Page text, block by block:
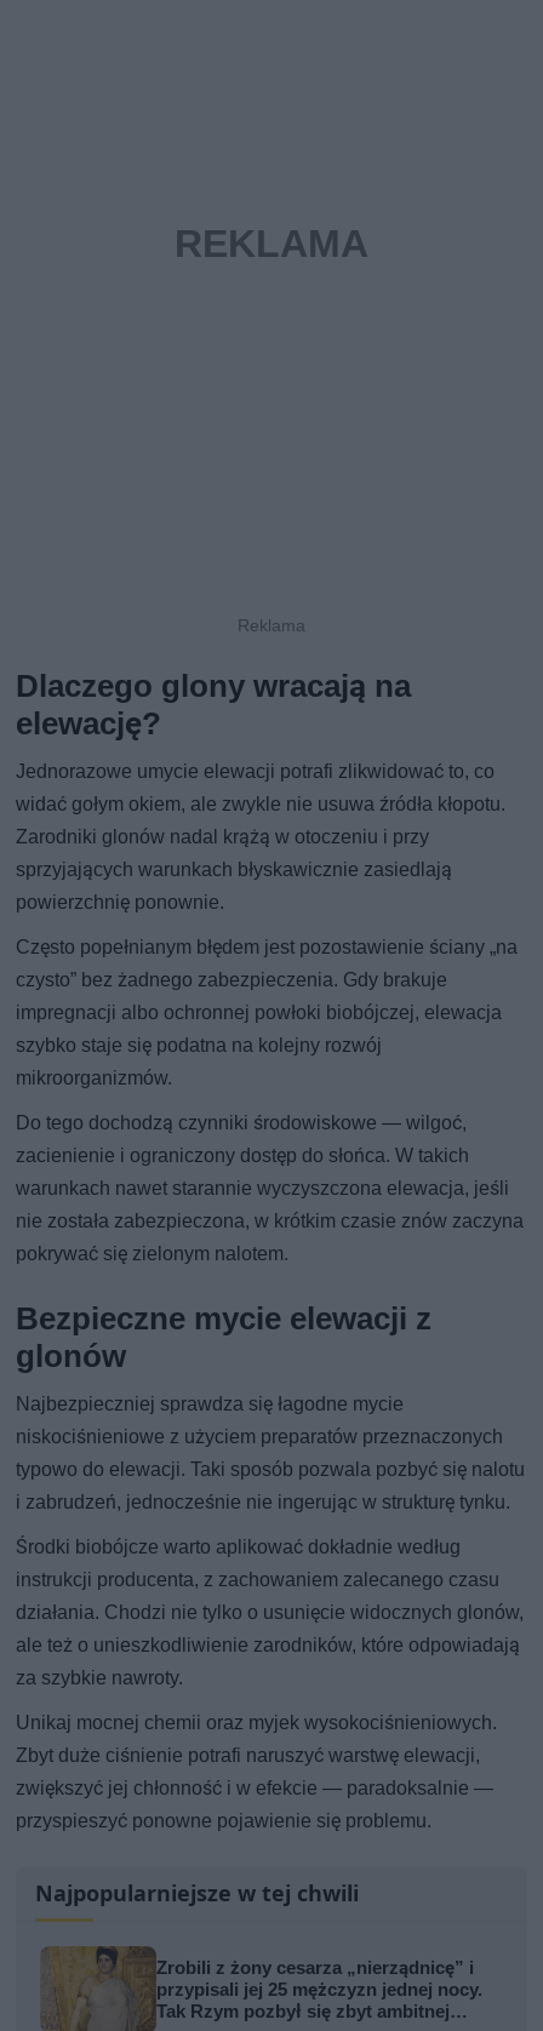
Dlaczego glony wracają na
elewację?
Jednorazowe umycie elewacji potrafi zlikwidować to, co
widać gołym okiem, ale zwykle nie usuwa źródła kłopotu.
Zarodniki glonów nadal krążą w otoczeniu i przy
sprzyjających warunkach błyskawicznie zasiedlają
powierzchnię ponownie.
Często popełnianym błędem jest pozostawienie ściany „na
czysto” bez żadnego zabezpieczenia. Gdy brakuje
impregnacji albo ochronnej powłoki biobójczej, elewacja
szybko staje się podatna na kolejny rozwój
mikroorganizmów.
Do tego dochodzą czynniki środowiskowe — wilgoć,
zacienienie i ograniczony dostęp do słońca. W takich
warunkach nawet starannie wyczyszczona elewacja, jeśli
nie została zabezpieczona, w krótkim czasie znów zaczyna
pokrywać się zielonym nalotem.
Bezpieczne mycie elewacji z
glonów
Najbezpieczniej sprawdza się łagodne mycie
niskociśnieniowe z użyciem preparatów przeznaczonych
typowo do elewacji. Taki sposób pozwala pozbyć się nalotu
i zabrudzeń, jednocześnie nie ingerując w strukturę tynku.
Środki biobójcze warto aplikować dokładnie według
instrukcji producenta, z zachowaniem zalecanego czasu
działania. Chodzi nie tylko o usunięcie widocznych glonów,
ale też o unieszkodliwienie zarodników, które odpowiadają
za szybkie nawroty.
Unikaj mocnej chemii oraz myjek wysokociśnieniowych.
Zbyt duże ciśnienie potrafi naruszyć warstwę elewacji,
zwiększyć jej chłonność i w efekcie — paradoksalnie —
przyspieszyć ponowne pojawienie się problemu.
Najpopularniejsze w tej chwili
Zrobili z żony cesarza „nierządnicę” i
przypisali jej 25 mężczyzn jednej nocy.
Tak Rzym pozbył się zbyt ambitnej